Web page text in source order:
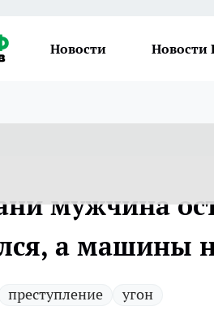
Новости Новости
мужчина
а машины
преступление угон